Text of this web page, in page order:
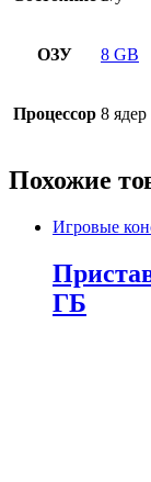
ОЗУ 8 GB
Процессор 8 ядер
Похожие
Игровые
ГБ